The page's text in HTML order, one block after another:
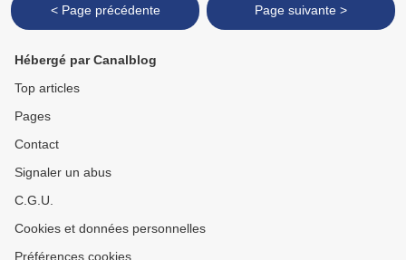
< Page précédente Page suivante >
Hébergé par Canalblog
Top articles
Pages
Contact
Signaler un abus
C.G.U.
Cookies et données personnelles
Préférences cookies